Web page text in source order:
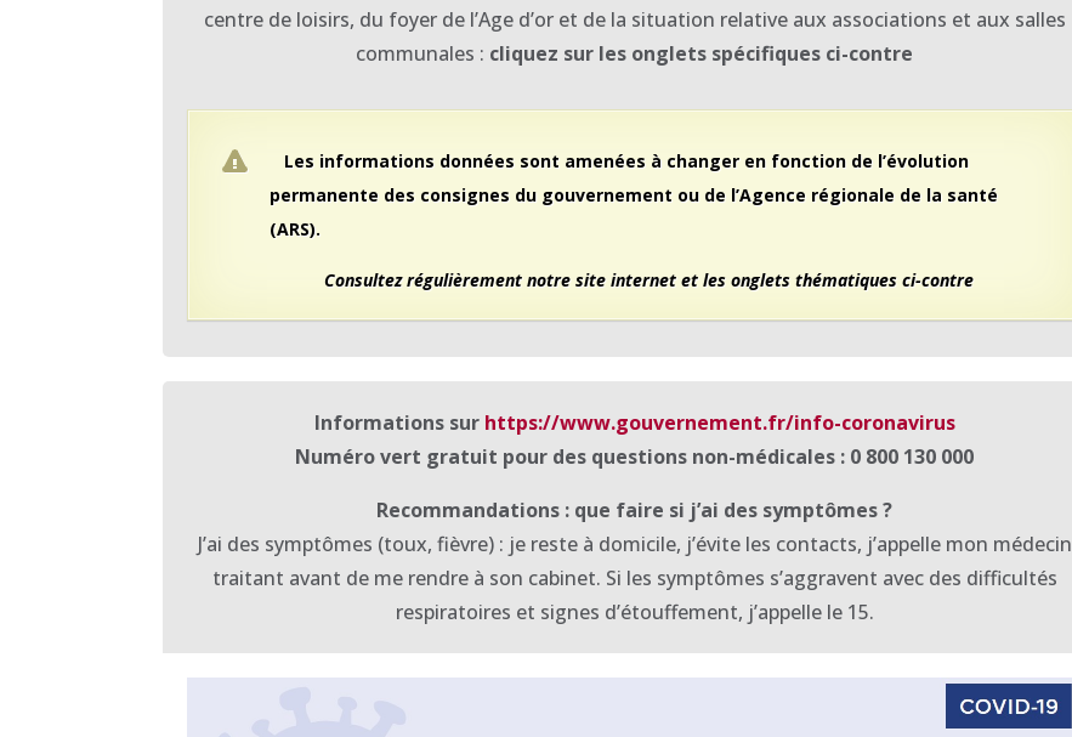
centre de loisirs, du foyer de l’Age d’or et de la situation relative aux associations et aux salles
communales : cliquez sur les onglets spécifiques ci-contre
Les informations données sont amenées à changer en fonction de l’évolution
permanente des consignes du gouvernement ou de l’Agence régionale de la santé
(ARS).
Consultez régulièrement notre site internet et les onglets thématiques ci-contre
​Informations sur https://www.gouvernement.fr/info-coronavirus
Numéro vert gratuit pour des questions non-médicales : 0 800 130 000
Recommandations : que faire si j’ai des symptômes ?
J’ai des symptômes (toux, fièvre) : je reste à domicile, j’évite les contacts, j’appelle mon médecin
traitant avant de me rendre à son cabinet. Si les symptômes s’aggravent avec des difficultés
respiratoires et signes d’étouffement, j’appelle le 15.